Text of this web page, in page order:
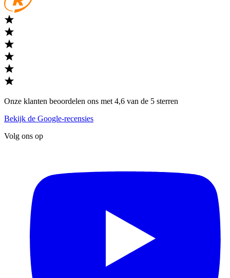
Onze klanten beoordelen ons met 4,6 van de 5 sterren
Bekijk de Google-recensies
Volg ons op